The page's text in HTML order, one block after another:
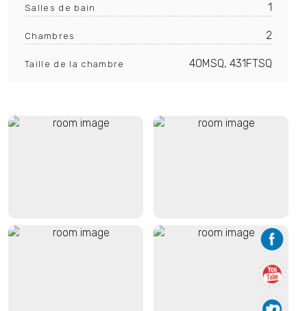
Français
Salles de bain 1
Chambres 2
Taille de la chambre 40MSQ, 431FTSQ